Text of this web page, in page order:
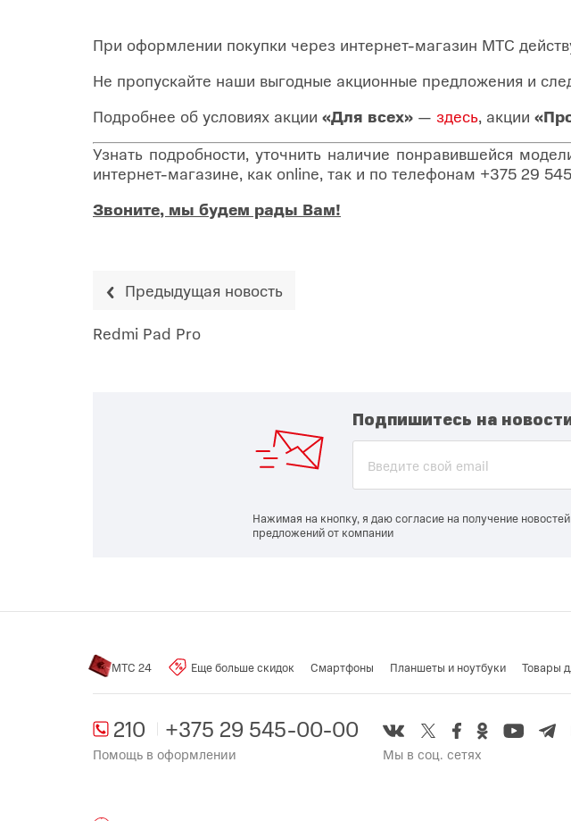
При оформлении покупки через интернет-магазин МТС
Не пропускайте наши выгодные акционные предложения и
Подробнее об условиях акции «Для всех» — здесь, акции
Узнать подробности, уточнить наличие понравившейся
интернет-магазине, как online, так и по телефонам +375 29
Звоните, мы будем рады Вам!
Предыдущая новость
Redmi Pad Pro
Подпишитесь на
Нажимая на кнопку, я даю согласие на получение
предложений от компании
МТС 24 Еще больше скидок Смартфоны Планшеты и ноутбуки Товары
210 +375 29 545-00-00
Помощь в оформлении Мы в соц. сетях